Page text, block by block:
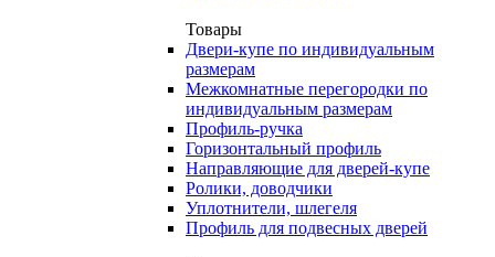
Товары
Двери-купе по индивидуальным
размерам
Межкомнатные перегородки по
индивидуальным размерам
Профиль-ручка
Горизонтальный профиль
Направляющие для дверей-купе
Ролики, доводчики
Уплотнители, шлегеля
Профиль для подвесных дверей